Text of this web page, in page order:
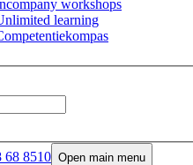
workshops
learning
68 8510 Open main menu